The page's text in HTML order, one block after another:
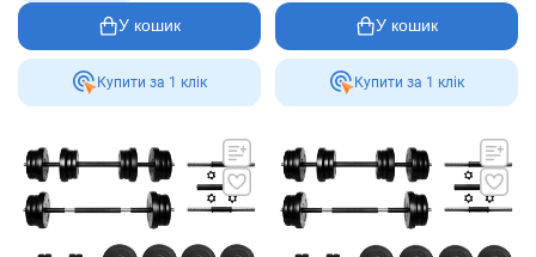
У кошик
Купити за 1 клiк
У кошик
Купити за 1 клiк